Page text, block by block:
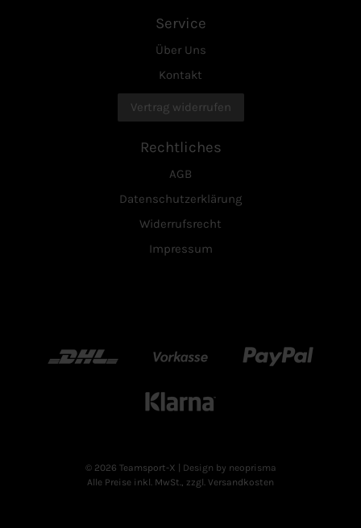
Service
Über Uns
Kontakt
Vertrag widerrufen
Rechtliches
AGB
Datenschutzerklärung
Widerrufsrecht
Impressum
DHL Vorkasse Paypal
Klarn
© 2026 Teamsport-X | Design by neoprisma
Alle Preise inkl. MwSt., zzgl. Versandkosten